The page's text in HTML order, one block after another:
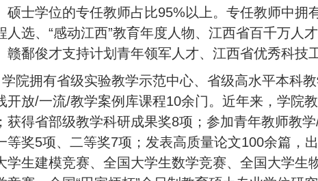
硕士学位的专任教师占比95%以上。专任教师中拥
人选、“感动江西”教育年度人物、江西省百千万人
赣鄱俊才支持计划青年领军人才、江西省优秀科技
学院拥有省级实验教学示范中心、省级高水平本科
开放/一流/教学案例库课程10余门。近年来，学院
获得省部级教学科研成果奖8项；参加青年教师教
等奖5项、二等奖7项；发表高质量论文100余篇，
学生建模竞赛、全国大学生数学竞赛、全国大学生